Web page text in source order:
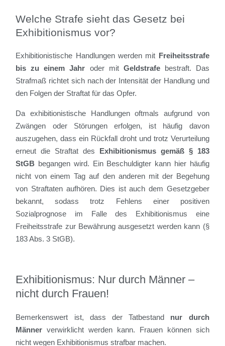
Welche Strafe sieht das Gesetz bei
Exhibitionismus vor?
Exhibitionistische Handlungen werden mit Freiheitsstrafe
bis zu einem Jahr oder mit Geldstrafebestraft. Das
Strafmaß richtet sich nach der Intensität der Handlung und
den Folgen der Straftat für das Opfer.
Da exhibitionistische Handlungen oftmals aufgrund von
Zwängen oder Störungen erfolgen, ist häufig davon
auszugehen, dass ein Rückfall droht und trotz Verurteilung
erneut die Straftat des Exhibitionismus gemäß § 183
StGB begangen wird. Ein Beschuldigter kann hier häufig
nicht von einem Tag auf den anderen mit der Begehung
von Straftaten aufhören. Dies ist auch dem Gesetzgeber
bekannt, sodass trotz Fehlens einer positiven
Sozialprognose im Falle des Exhibitionismus eine
Freiheitsstrafe zur Bewährung ausgesetzt werden kann (§
183 Abs. 3 StGB).
Exhibitionismus: Nur durch Männer –
nicht durch Frauen!
Bemerkenswert ist, dass der Tatbestand nur durch
Männer verwirklicht werden kann. Frauen können sich
nicht wegen Exhibitionismus strafbar machen.